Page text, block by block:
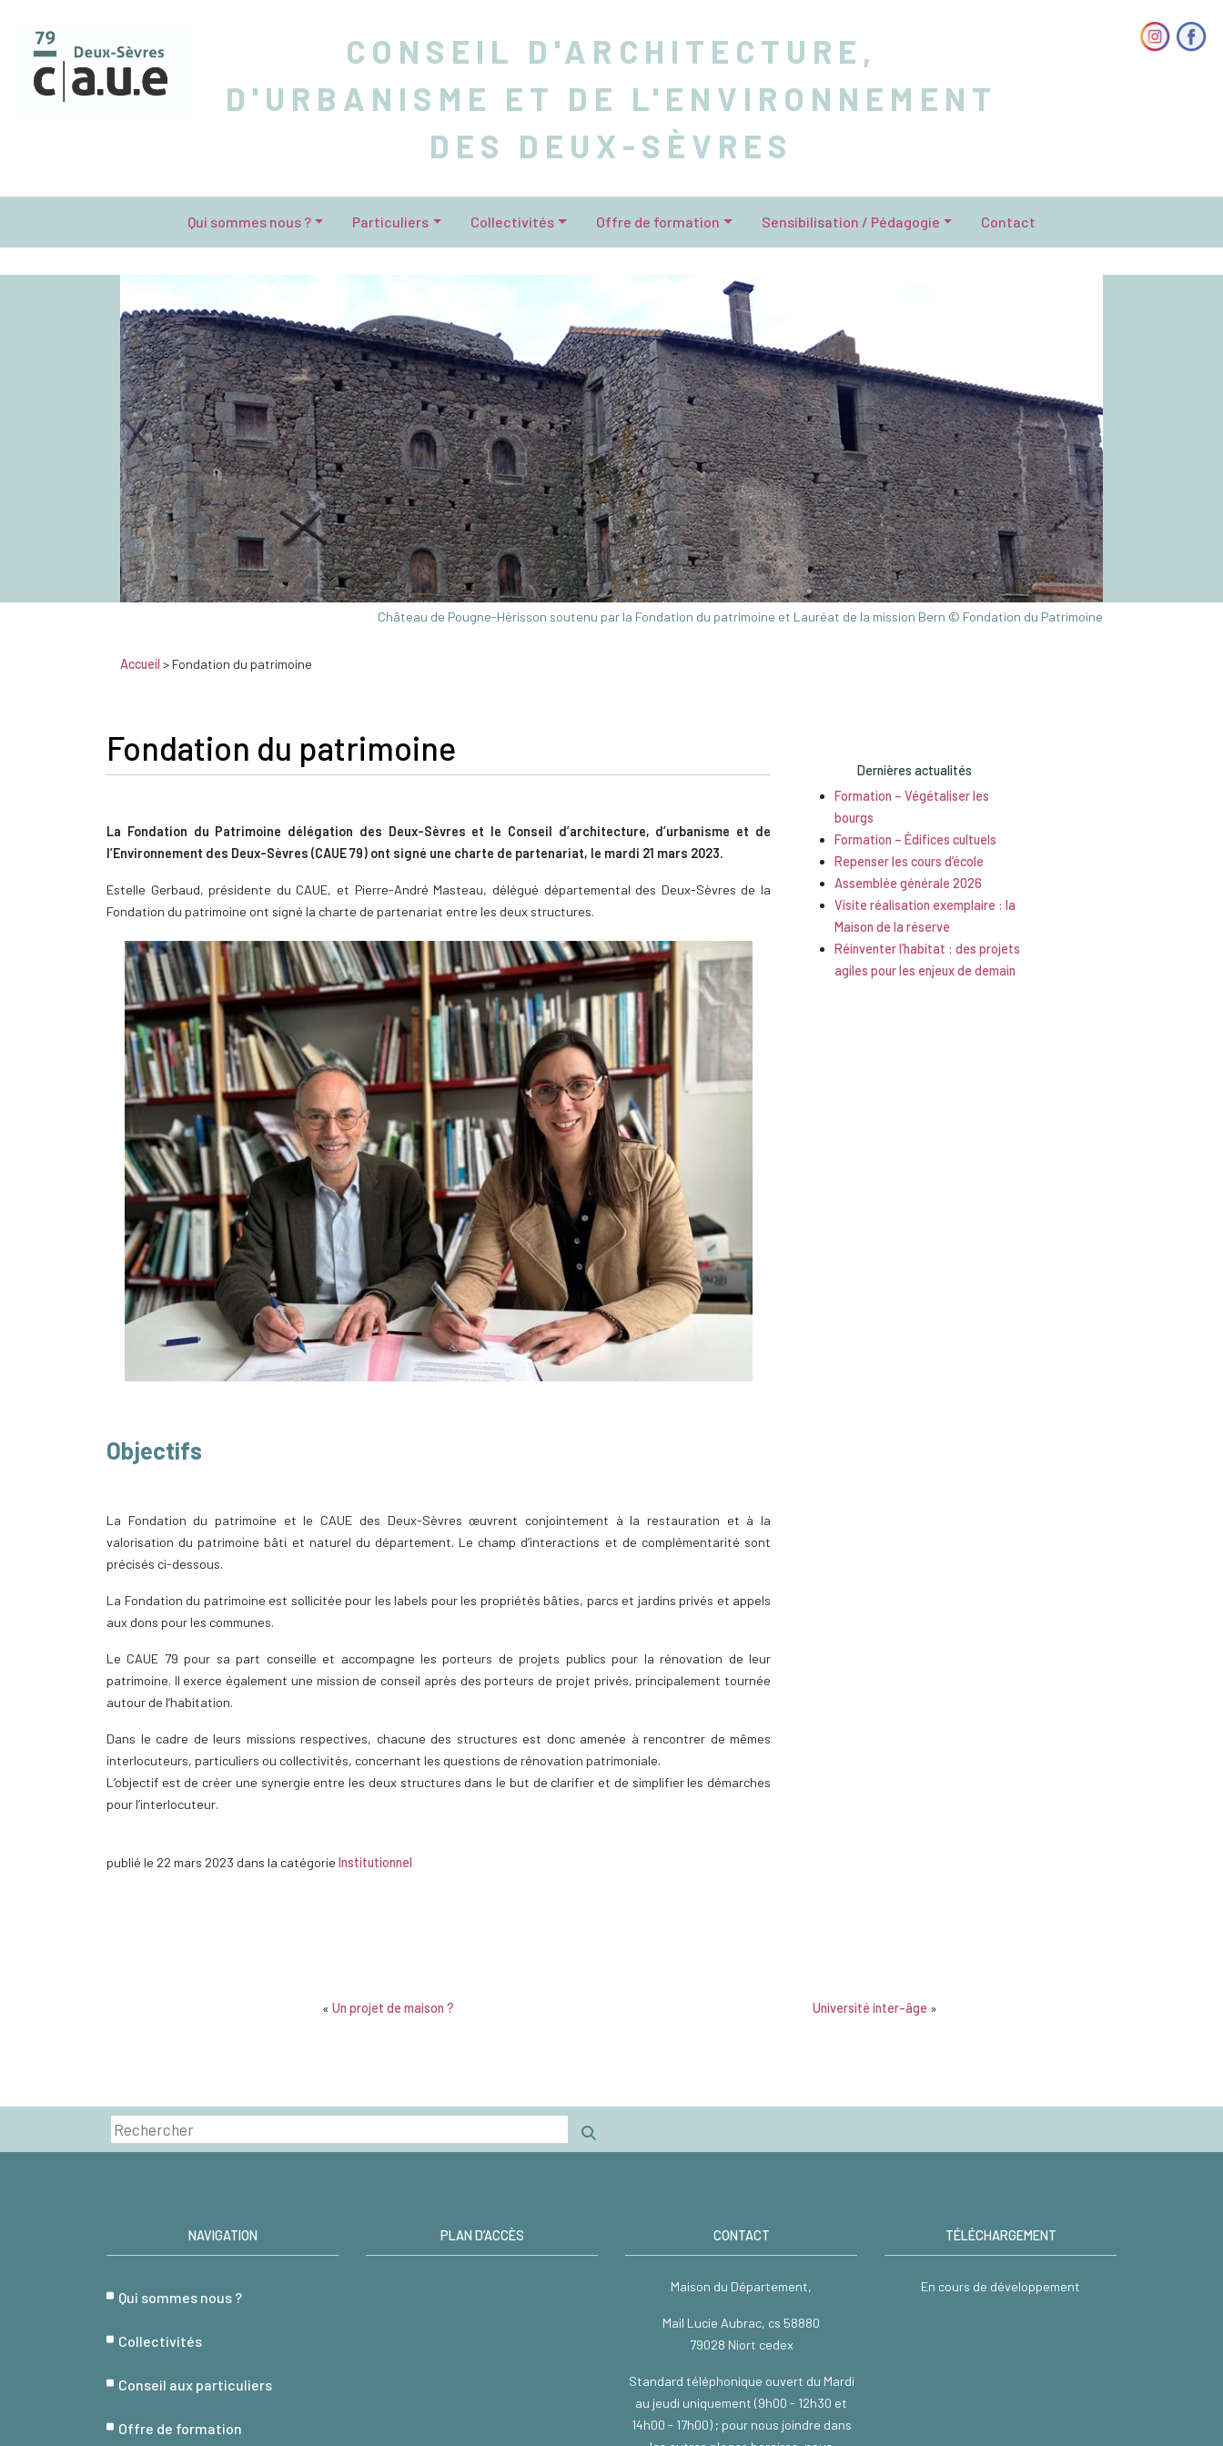
CONSEIL D'ARCHITECTURE,
D'URBANISME ET DE L'ENVIRONNEMENT
DES DEUX-SÈVRES
Qui sommes nous ? Particuliers Collectivités Offre de formation Sensibilisation / Pédagogie Contact
Château de Pougne-Hérisson soutenu par la Fondation du patrimoine et Lauréat de la mission Bern © Fondation du Patrimoine
Accueil > Fondation du patrimoine
Fondation du patrimoine
La Fondation du Patrimoine délégation des Deux-Sèvres et le Conseil d’architecture, d’urbanisme et de
l’Environnement des Deux-Sèvres (CAUE 79) ont signé une charte de partenariat, le mardi 21 mars 2023.
Estelle Gerbaud, présidente du CAUE, et Pierre-André Masteau, délégué départemental des Deux-Sèvres de la
Fondation du patrimoine ont signé la charte de partenariat entre les deux structures.
Objectifs
La Fondation du patrimoine et le CAUE des Deux-Sèvres œuvrent conjointement à la restauration et à la
valorisation du patrimoine bâti et naturel du département. Le champ d’interactions et de complémentarité sont
précisés ci-dessous.
La Fondation du patrimoine est sollicitée pour les labels pour les propriétés bâties, parcs et jardins privés et appels
aux dons pour les communes.
Le CAUE 79 pour sa part conseille et accompagne les porteurs de projets publics pour la rénovation de leur
patrimoine. Il exerce également une mission de conseil après des porteurs de projet privés, principalement tournée
autour de l’habitation.
Dans le cadre de leurs missions respectives, chacune des structures est donc amenée à rencontrer de mêmes
interlocuteurs, particuliers ou collectivités, concernant les questions de rénovation patrimoniale.
L’objectif est de créer une synergie entre les deux structures dans le but de clarifier et de simplifier les démarches
pour l’interlocuteur.
publié le 22 mars 2023 dans la catégorie Institutionnel
Dernières actualités
Formation – Végétaliser les
bourgs
Formation – Édifices cultuels
Repenser les cours d’école
Assemblée générale 2026
Visite réalisation exemplaire : la
Maison de la réserve
Réinventer l’habitat : des projets
agiles pour les enjeux de demain
« Un projet de maison ? Université inter-âge »
NAVIGATION
Qui sommes nous ?
Collectivités
Conseil aux particuliers
Offre de formation
PLAN D’ACCÈS CONTACT
Maison du Département,
Mail Lucie Aubrac, cs 58880
79028 Niort cedex
Standard téléphonique ouvert du Mardi
au jeudi uniquement (9h00 - 12h30 et
14h00 - 17h00) ; pour nous joindre dans
TÉLÉCHARGEMENT
En cours de développement